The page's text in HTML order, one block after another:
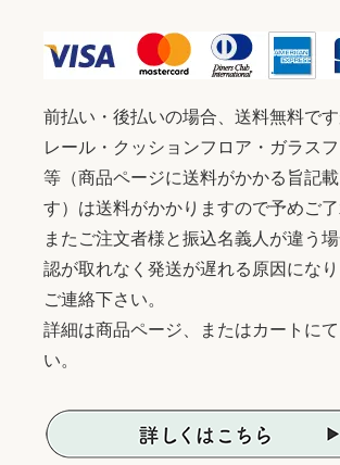
前払い・後払いの場合、送料無料で
レール・クッションフロア・ガラス
等（商品ページに送料がかかる旨記
す）は送料がかかりますので予めご了
またご注文者様と振込名義人が違う
認が取れなく発送が遅れる原因にな
ご連絡下さい。
詳細は商品ページ、またはカートに
い。